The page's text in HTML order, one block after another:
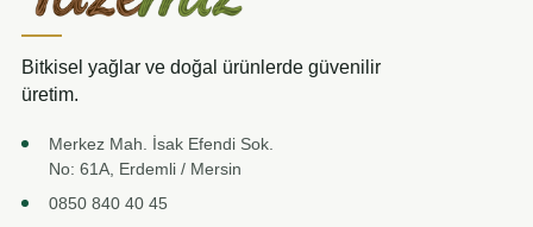
Bitkisel yağlar ve doğal ürünlerde güvenilir
üretim.
Merkez Mah. İsak Efendi Sok.
No: 61A, Erdemli / Mersin
0850 840 40 45